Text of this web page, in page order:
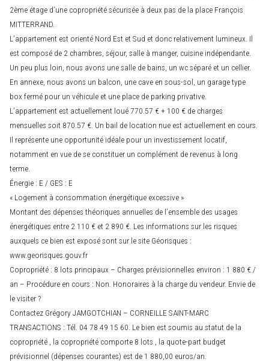
2ème étage d’une copropriété sécurisée à deux pas de la place François
MITTERRAND.
L’appartement est orienté Nord Est et Sud et donc relativement lumineux. Il
est composé de 2 chambres, séjour, salle à manger, cuisine indépendante.
Un peu plus loin, nous avons une salle de bains, un wc séparé et un cellier.
En annexe, nous avons un balcon, une cave en sous-sol, un garage type
box fermé pour un véhicule et une place de parking privative.
L’appartement est actuellement loué 770.57 € + 100 € de charges
mensuelles soit 870.57 €. Un bail de location nue est actuellement en cours.
Il représente une opportunité idéale pour un investissement locatif,
notamment en vue de se constituer un complément de revenus à long
terme.
Énergie : E / GES : E
« Logement à consommation énergétique excessive »
Montant des dépenses théoriques annuelles de l’ensemble des usages
énergétiques entre 2 110 € et 2 890 €. Les informations sur les risques
auxquels ce bien est exposé sont sur le site Géorisques :
www.georisques.gouv.fr
Copropriété : 8 lots principaux – Charges prévisionnelles environ : 1 880 € /
an – Procédure en cours : Non. Honoraires à la charge du vendeur. Envie de
le visiter ?
Contactez Grégory JAMGOTCHIAN – CORNEILLE SAINT-MARC
TRANSACTIONS : Tél. 04 78 49 15 60. Le bien est soumis au statut de la
copropriété , la copropriété comporte 8 lots , la quote-part budget
prévisionnel (dépenses courantes) est de 1 880,00 euros/an.